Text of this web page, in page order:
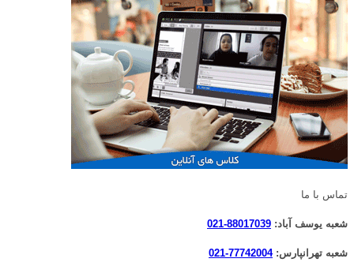
تماس با ما
شعبه یوسف آباد: 88017039-021
شعبه تهرانپارس:77742004-021